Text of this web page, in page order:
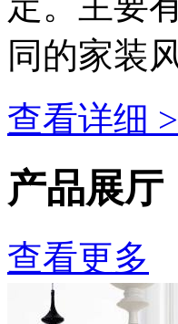
同的家装
查看详细
产品展厅
查看更多